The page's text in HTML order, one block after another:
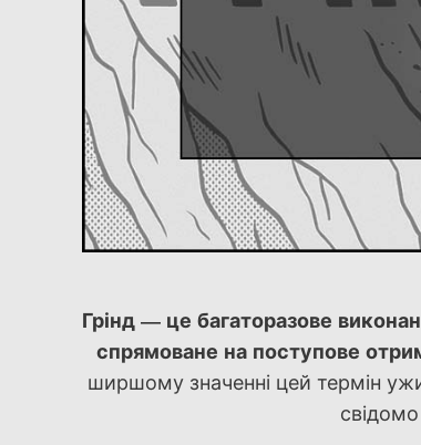
Грінд — це багаторазове
спрямоване на поступове
ширшому значенні цей термін